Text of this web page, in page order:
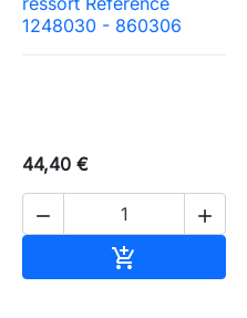
1248030 - 860306
44,40 €
 
